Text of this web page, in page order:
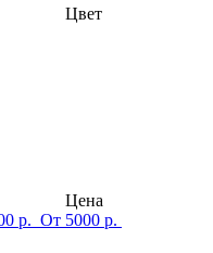
Цвет
Цена
р. От 5000 р.